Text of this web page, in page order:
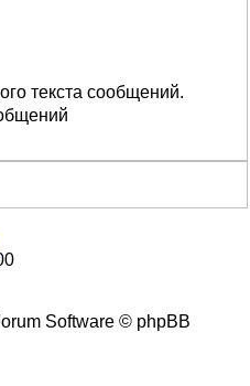
текста сообщений.
Software © phpBB